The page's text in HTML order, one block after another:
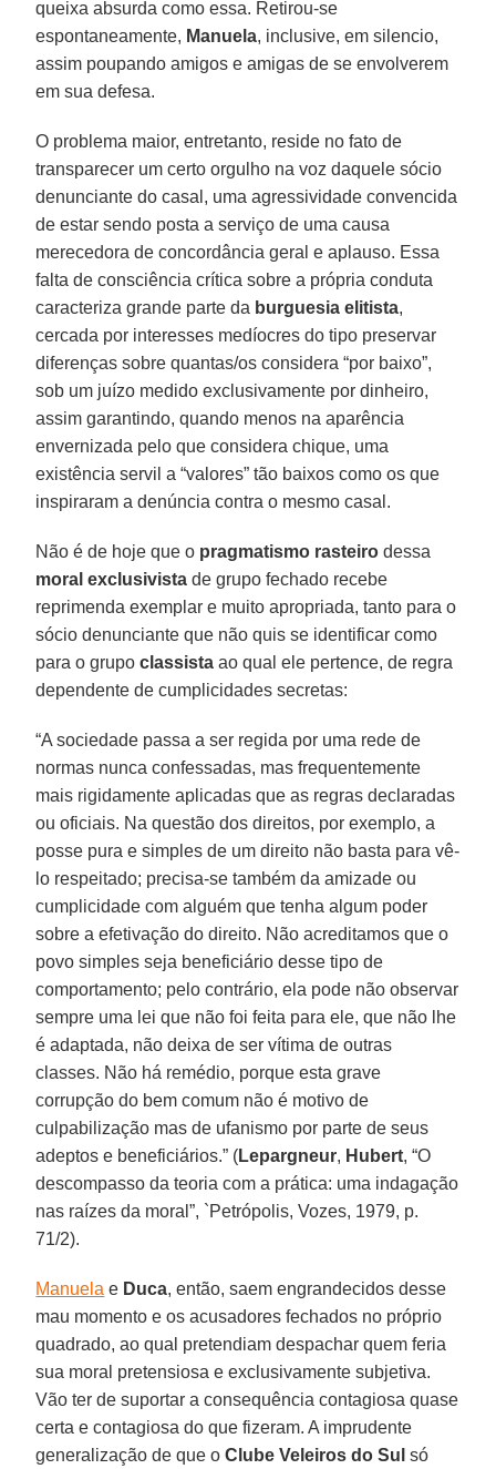
queixa absurda como essa. Retirou-se
espontaneamente, Manuela, inclusive, em silencio,
assim poupando amigos e amigas de se envolverem
em sua defesa.
O problema maior, entretanto, reside no fato de
transparecer um certo orgulho na voz daquele sócio
denunciante do casal, uma agressividade convencida
de estar sendo posta a serviço de uma causa
merecedora de concordância geral e aplauso. Essa
falta de consciência crítica sobre a própria conduta
caracteriza grande parte da burguesia elitista,
cercada por interesses medíocres do tipo preservar
diferenças sobre quantas/os considera “por baixo”,
sob um juízo medido exclusivamente por dinheiro,
assim garantindo, quando menos na aparência
envernizada pelo que considera chique, uma
existência servil a “valores” tão baixos como os que
inspiraram a denúncia contra o mesmo casal.
Não é de hoje que o pragmatismo rasteiro dessa
moral exclusivista de grupo fechado recebe
reprimenda exemplar e muito apropriada, tanto para o
sócio denunciante que não quis se identificar como
para o grupoclassista ao qual ele pertence, de regra
dependente de cumplicidades secretas:
“A sociedade passa a ser regida por uma rede de
normas nunca confessadas, mas frequentemente
mais rigidamente aplicadas que as regras declaradas
ou oficiais. Na questão dos direitos, por exemplo, a
posse pura e simples de um direito não basta para vê-
lo respeitado; precisa-se também da amizade ou
cumplicidade com alguém que tenha algum poder
sobre a efetivação do direito. Não acreditamos que o
povo simples seja beneficiário desse tipo de
comportamento; pelo contrário, ela pode não observar
sempre uma lei que não foi feita para ele, que não lhe
é adaptada, não deixa de ser vítima de outras
classes. Não há remédio, porque esta grave
corrupção do bem comum não é motivo de
culpabilização mas de ufanismo por parte de seus
adeptos e beneficiários.” (Lepargneur, Hubert, “O
descompasso da teoria com a prática: uma indagação
nas raízes da moral”, `Petrópolis, Vozes, 1979, p.
71/2).
Manuela e Duca, então, saem engrandecidos desse
mau momento e os acusadores fechados no próprio
quadrado, ao qual pretendiam despachar quem feria
sua moral pretensiosa e exclusivamente subjetiva.
Vão ter de suportar a consequência contagiosa quase
certa e contagiosa do que fizeram. A imprudente
generalização de que oClube Veleiros do Sul só